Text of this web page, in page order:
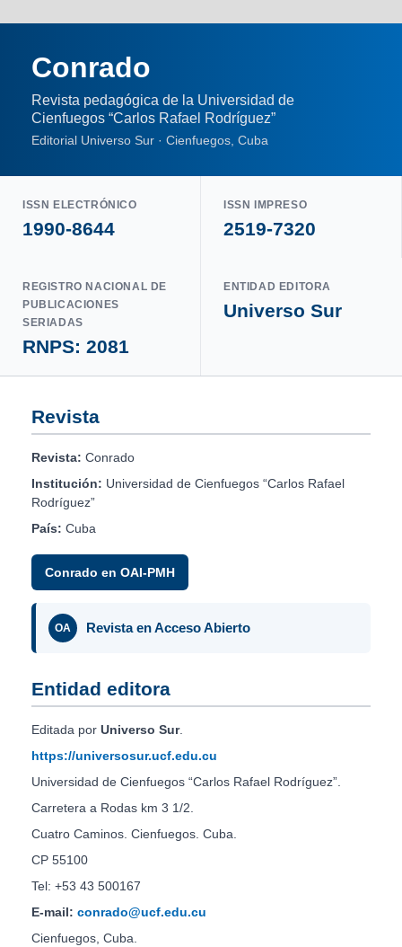
Conrado
Revista pedagógica de la Universidad de
Cienfuegos “Carlos Rafael Rodríguez”
Editorial Universo Sur · Cienfuegos, Cuba
ISSN ELECTRÓNICO
1990-8644
ISSN IMPRESO
2519-7320
REGISTRO NACIONAL DE
PUBLICACIONES
SERIADAS
RNPS: 2081
ENTIDAD EDITORA
Universo Sur
Revista
Revista: Conrado
Institución: Universidad de Cienfuegos “Carlos Rafael
Rodríguez”
País: Cuba
Conrado en OAI-PMH
OA Revista en Acceso Abierto
Entidad editora
Editada por Universo Sur.
https://universosur.ucf.edu.cu
Universidad de Cienfuegos “Carlos Rafael Rodríguez”.
Carretera a Rodas km 3 1/2.
Cuatro Caminos. Cienfuegos. Cuba.
CP 55100
Tel: +53 43 500167
E-mail: conrado@ucf.edu.cu
Cienfuegos, Cuba.